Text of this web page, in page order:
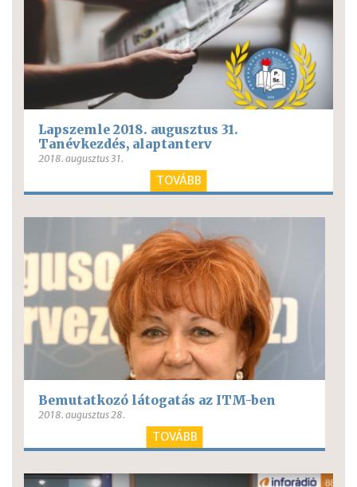
Lapszemle 2018. augusztus 31.
Tanévkezdés, alaptanterv
2018. augusztus 31.
TOVÁBB
Bemutatkozó látogatás az ITM-ben
2018. augusztus 28.
TOVÁBB